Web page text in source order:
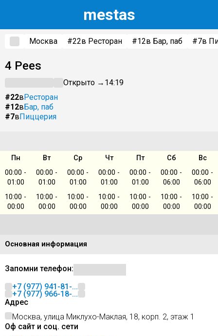
mestas
Москва #22в Ресторан #12в Бар, паб #7в
4 Pees
Открыто → 14:19
#22вРесторан
#12вБар, паб
#7вПиццерия
Пн Вт Ср Чт Пт Сб
Вс
00:00 -
01:00
10:00 -
00:00
00:00 -
01:00
10:00 -
00:00
00:00 -
01:00
10:00 -
00:00
00:00 -
01:00
10:00 -
00:00
00:00 -
01:00
10:00 -
00:00
00:00 -
06:00
10:00 -
00:00
00:00 -
06:00
10:00 -
00:00
Основная информация
Запомни телефон:
+7 (977) 941-81-...
+7 (977) 966-18-...
Адрес
Москва, улица Миклухо-Маклая, 18, корп. 2, этаж 1
Оф сайт и соц. сети